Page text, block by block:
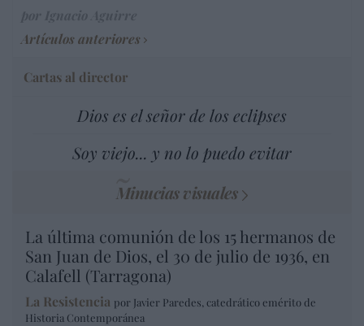
Artículos anteriores
Cartas al director
Dios es el señor de los eclipses
Soy viejo... y no lo puedo evitar
Minucias visuales
La última comunión de los 15 hermanos de
San Juan de Dios, el 30 de julio de 1936, en
Calafell (Tarragona)
La Resistencia por Javier Paredes, catedrático emérito de
Historia Contemporánea